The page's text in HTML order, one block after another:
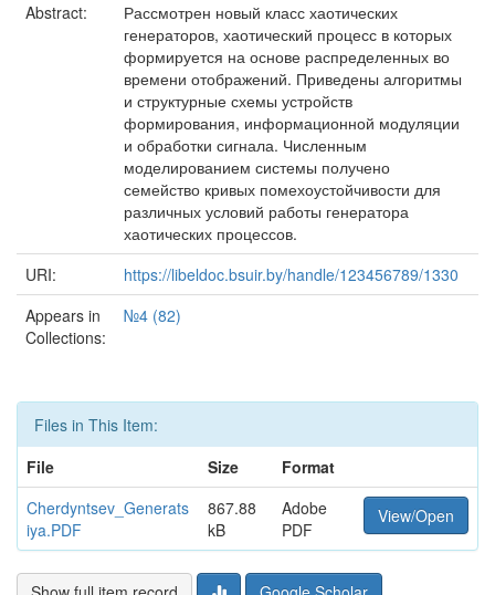
Abstract:
Рассмотрен новый класс хаотических
генераторов, хаотический процесс в которых
формируется на основе распределенных во
времени отображений. Приведены алгоритмы
и структурные схемы устройств
формирования, информационной модуляции
и обработки сигнала. Численным
моделированием системы получено
семейство кривых помехоустойчивости для
различных условий работы генератора
хаотических процессов.
URI:
https://libeldoc.bsuir.by/handle/123456789/1330
Appears in
Collections:
№4 (82)
Files in This Item:
File
Size
Format
Cherdyntsev_Generats
iya.PDF
867.88
kB
Adobe
PDF
View/Open